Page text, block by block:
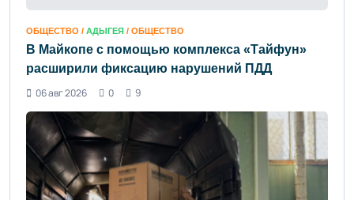
ОБЩЕСТВО / АДЫГЕЯ / ОБЩЕСТВО
В Майкопе с помощью комплекса «Тайфун»
расширили фиксацию нарушений ПДД
06 авг 2026
0 9